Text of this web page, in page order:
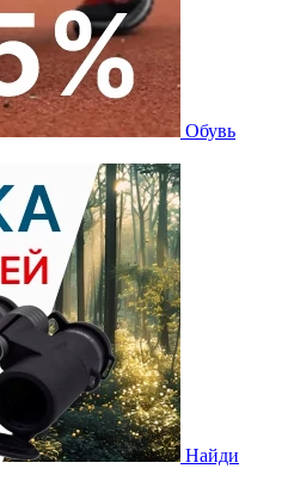
Обувь
Найди